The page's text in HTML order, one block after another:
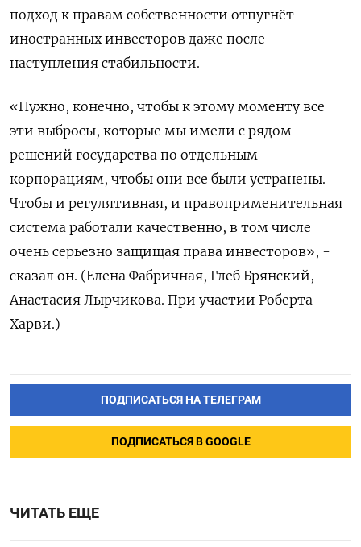
подход к правам собственности отпугнёт
иностранных инвесторов даже после
наступления стабильности.
«Нужно, конечно, чтобы к этому моменту все
эти выбросы, которые мы имели с рядом
решений государства по отдельным
корпорациям, чтобы они все были устранены.
Чтобы и регулятивная, и правоприменительная
система работали качественно, в том числе
очень серьезно защищая права инвесторов», -
сказал он. (Елена Фабричная, Глеб Брянский,
Анастасия Лырчикова. При участии Роберта
Харви.)
ПОДПИСАТЬСЯ НА ТЕЛЕГРАМ
ПОДПИСАТЬСЯ В GOOGLE
ЧИТАТЬ ЕЩЕ